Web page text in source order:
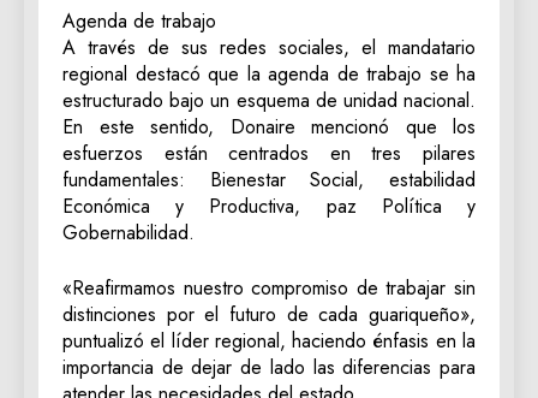
Agenda de trabajo
A través de sus redes sociales, el mandatario
regional destacó que la agenda de trabajo se ha
estructurado bajo un esquema de unidad nacional.
En este sentido, Donaire mencionó que los
esfuerzos están centrados en tres pilares
fundamentales: Bienestar Social, estabilidad
Económica y Productiva, paz Política y
Gobernabilidad.
«Reafirmamos nuestro compromiso de trabajar sin
distinciones por el futuro de cada guariqueño»,
puntualizó el líder regional, haciendo énfasis en la
importancia de dejar de lado las diferencias para